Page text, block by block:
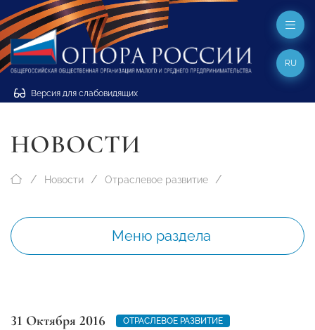
Версия для слабовидящих
RU
НОВОСТИ
Новости Отраслевое развитие
Меню раздела
31 Октября 2016
ОТРАСЛЕВОЕ РАЗВИТИЕ